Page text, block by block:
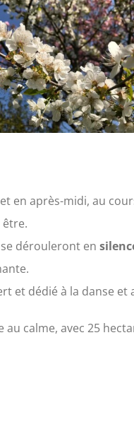
en après-midi, au
être.
dérouleront en
et dédié à la danse et
calme, avec 25